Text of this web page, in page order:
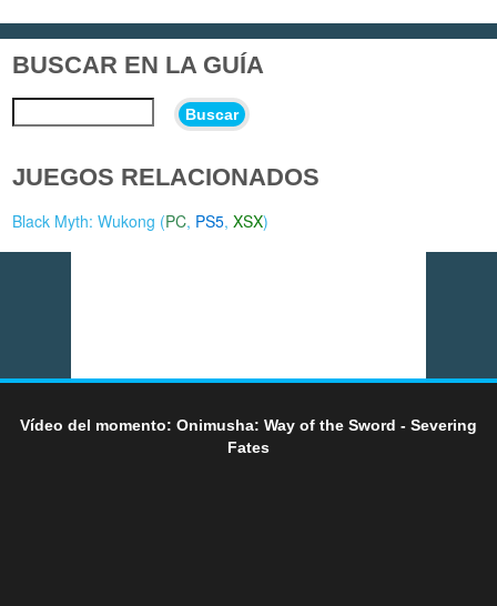
BUSCAR EN LA GUÍA
Buscar
JUEGOS RELACIONADOS
Black Myth: Wukong (PC, PS5,XSX)
Vídeo del momento: Onimusha: Way of the Sword - Severing
Fates